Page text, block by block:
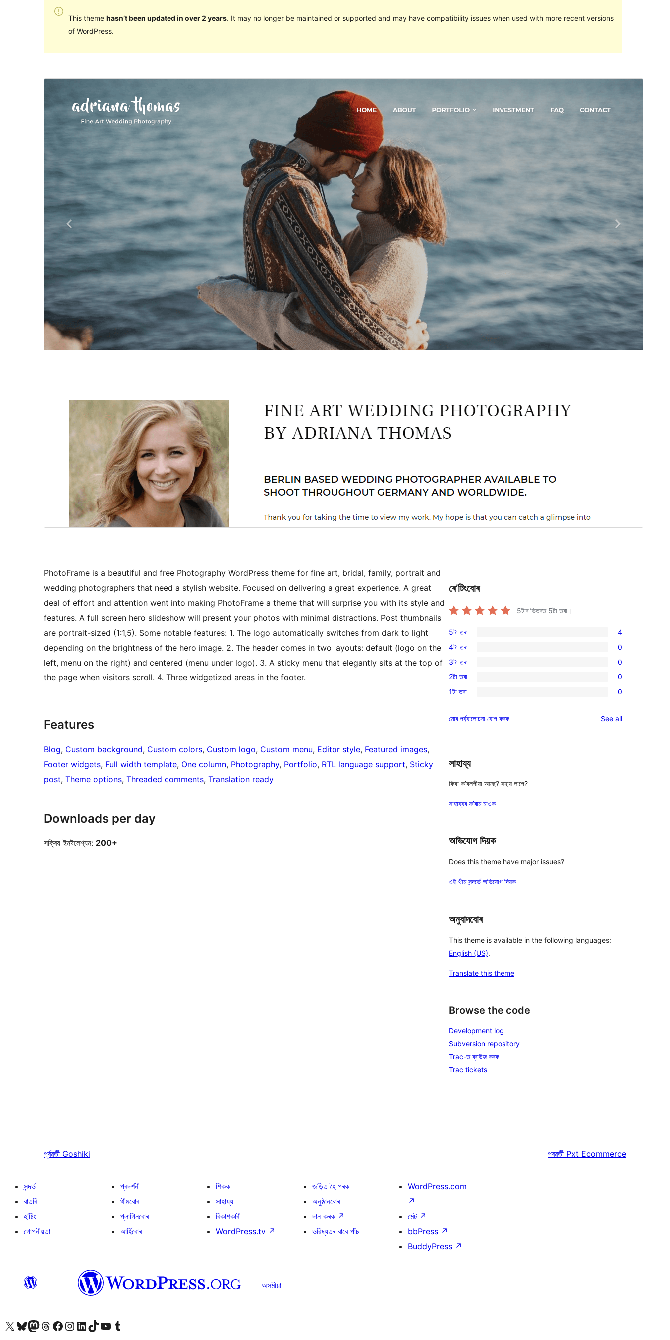
This theme hasn’t been updated in over 2 years. It may no longer be maintained or supported and may have compatibility issues when used with more recent versions
of WordPress.
Version
1.1.3
PHP version
PhotoFrame is a beautiful and free Photography WordPress theme for fine art, bridal, family, portrait and
wedding photographers that need a stylish website. Focused on delivering a great experience. A great
deal of effort and attention went into making PhotoFrame a theme that will surprise you with its style and
features. A full screen hero slideshow will present your photos with minimal distractions. Post thumbnails
are portrait-sized (1:1,5). Some notable features: 1. The logo automatically switches from dark to light
depending on the brightness of the hero image. 2. The header comes in two layouts: default (logo on the
left, menu on the right) and centered (menu under logo). 3. A sticky menu that elegantly sits at the top of
the page when visitors scroll. 4. Three widgetized areas in the footer.
Features
Blog, Custom background, Custom colors, Custom logo, Custom menu, Editor style, Featured images
Footer widgets, Full width template, One column, Photography, Portfolio, RTL language support, Sticky
post, Theme options, Threaded comments, Translation ready
Downloads per day
সক্ৰিয় ইনষ্টলেশ্যন: 200+
ৰে’টিংবোৰ
5টাৰ ভিতৰত 5টা তৰা।
4
5-
star
reviews
5টা তৰা 4
0
4-
star
reviews
4টা তৰা 0
0
3-
star
3টা তৰা 0
0
2-
reviews
2টা তৰা 0
0
star
1টা তৰা 0
মোৰ পৰ্য্যালোচনা যোগ কৰক See allreviews
সাহায্য
কিবা ক’বলগীয়া আছে? সহায় লাগে?
সাহায্যৰ ফ’ৰাম চাওক
অভিযোগ দিয়ক
Does this theme have major issues?
এই থীম সন্দৰ্ভে অভিযোগ দিয়ক
অনুবাদবোৰ
This theme is available in the following languages:
English (US).
Translate this theme
Browse the code
Development log
Subversion repository
Trac-ত ব্ৰাউজ কৰক
Trac tickets
পূৰ্বৱৰ্তী Goshiki পৰৱৰ্তী Pxt Ecommerce
সন্দৰ্ভ
বাতৰি
হ’ষ্টিং
গোপনীয়তা
প্ৰদৰ্শনী
থীমবোৰ
প্লাগিনবোৰ
আৰ্হিবোৰ
শিকক
সাহায্য
বিকাশকাৰী
WordPress.tv ↗
জড়িত হৈ পৰক
অনুষ্ঠানবোৰ
দান কৰক ↗
ভৱিষ্যতৰ বাবে পাঁচ
WordPress.com
↗
মেট ↗
bbPress ↗
BuddyPress ↗
অসমীয়া
আমাৰ X (আগৰ Twitter) একাউণ্টলৈ যাওকআমাৰ Bluesky একাউণ্টলৈ যাওকআমাৰ Mastodon একাউণ্টলৈ যাওকআমাৰ Threads একাউণ্টলৈ যাওকআমাৰ Facebook পৃষ্ঠালৈ যাওকআমাৰ Instagram একাউণ্টলৈ যাওকআমাৰ LinkedIn একাউণ্টলৈ যাওকআমাৰ TikTok একাউণ্টলৈ যাওকআমাৰ YouTube চেনেললৈ যাওকআমাৰ Tumblr একাউণ্টলৈ যাওক